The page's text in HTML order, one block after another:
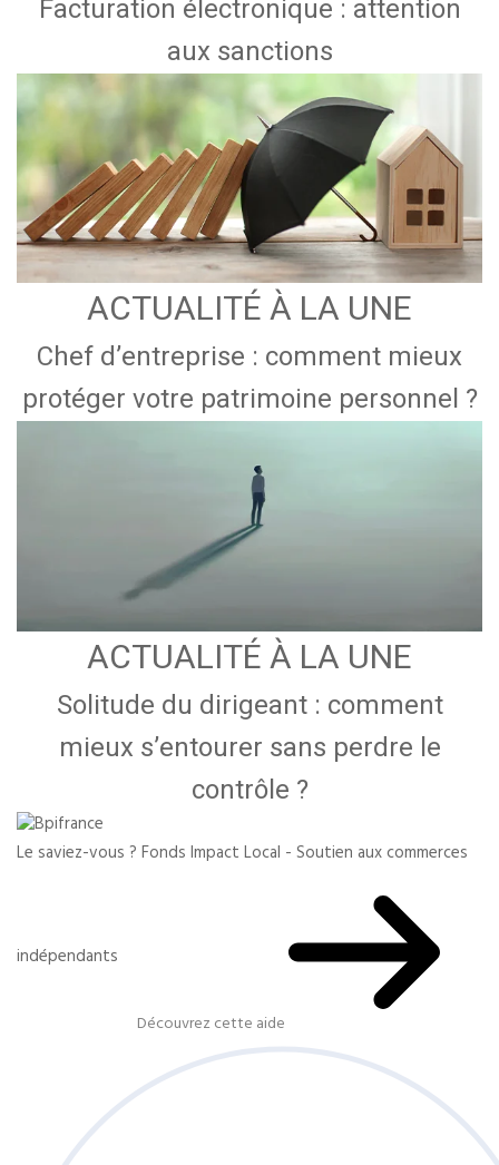
Facturation électronique : attention
aux sanctions
ACTUALITÉ À LA UNE
Chef d’entreprise : comment mieux
protéger votre patrimoine personnel ?
ACTUALITÉ À LA UNE
Solitude du dirigeant : comment
mieux s’entourer sans perdre le
contrôle ?
Le saviez-vous ?Fonds Impact Local - Soutien aux commerces
indépendants
Découvrez cette aide